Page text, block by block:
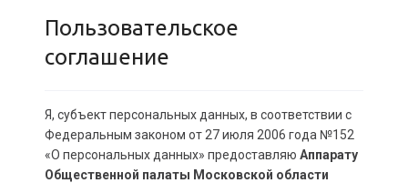
Пользовательское
соглашение
Я, субъект персональных данных, в соответствии с
Федеральным законом от 27 июля 2006 года №152
«О персональных данных» предоставляю Аппарату
Общественной палаты Московской области